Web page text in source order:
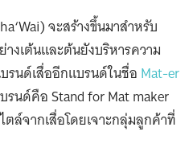
จะสร้างขึ้นมาสำหรับ
งเต้นและต้นยังบริหารความ
รนด์เสื่ออีกแบรนด์ในชื่อ Mat-er
นด์คือ Stand for Mat maker
ล์จากเสื่อโดยเจาะกลุ่มลูกค้าที่